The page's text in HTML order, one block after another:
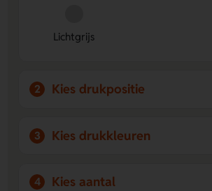
Lichtgrijs
2 Kies drukpositie
3 Kies drukkleuren
4 Kies aantal